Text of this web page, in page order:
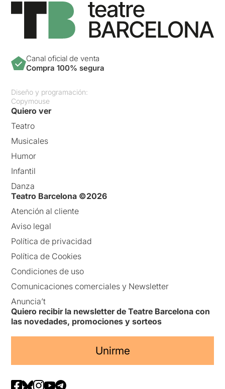
Canal oficial de venta
Compra 100% segura
Diseño y programación:
Copymouse
Quiero ver
Teatro
Musicales
Humor
Infantil
Danza
Teatro Barcelona ©2026
Atención al cliente
Aviso legal
Política de privacidad
Política de Cookies
Condiciones de uso
Comunicaciones comerciales y Newsletter
Anuncia’t
Quiero recibir la newsletter de Teatre Barcelona con
las novedades, promociones y sorteos
Unirme